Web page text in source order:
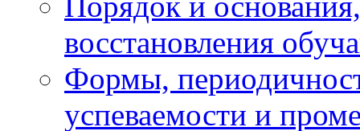
восстановления
Формы,
успеваемости и